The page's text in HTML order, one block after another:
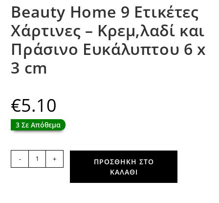
Beauty Home 9 Ετικέτες
Χάρτινες – Κρεμ,λαδί και
Πράσινο Ευκάλυπτου 6 x
3 cm
€5.10
3 Σε Απόθεμα
Home
- +
ΠΡΟΣΘΉΚΗ ΣΤΟ
ΚΑΛΆΘΙ